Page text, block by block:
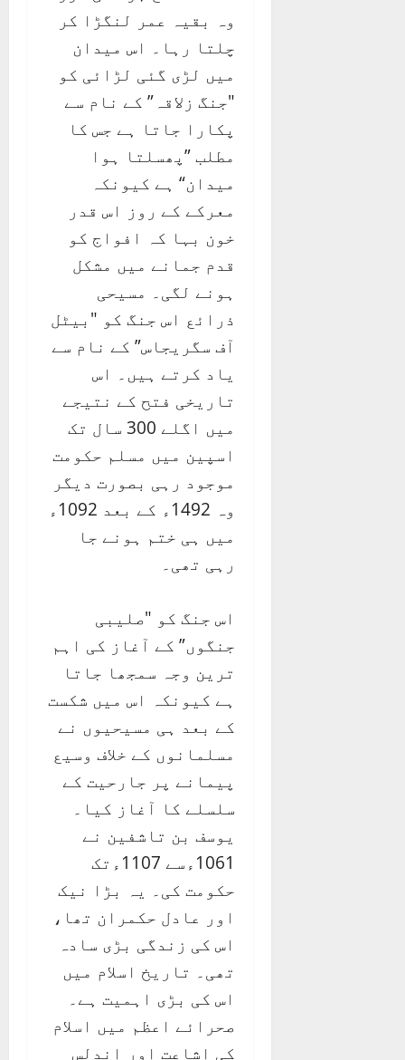
وہ بقیہ عمر لنگڑا کر
چلتا رہا۔ اس میدان
میں لڑی گئی لڑائی کو
"جنگ زلاقہ” کے نام سے
پکارا جاتا ہے جس کا
مطلب ”پھسلتا ہوا
میدان“ ہے کیونکہ
معرکے کے روز اس قدر
خون بہا کہ افواج کو
قدم جمانے میں مشکل
ہونے لگی۔ مسیحی
ذرائع اس جنگ کو "بیٹل
آف سگریجاس” کے نام سے
یاد کرتے ہیں۔ اس
تاریخی فتح کے نتیجے
میں اگلے 300 سال تک
اسپین میں مسلم حکومت
موجود رہی بصورت دیگر
وہ 1492ء کے بعد 1092ء
میں ہی ختم ہونے جا
رہی تھی۔
اس جنگ کو "صلیبی
جنگوں” کے آغاز کی اہم
ترین وجہ سمجھا جاتا
ہے کیونکہ اس میں شکست
کے بعد ہی مسیحیوں نے
مسلمانوں کے خلاف وسیع
پیمانے پر جارحیت کے
سلسلے کا آغاز کیا۔
یوسف بن تاشفین نے
1061ءسے 1107ءتک
حکومت کی۔ یہ بڑا نیک
اور عادل حکمران تھا،
اس کی زندگی بڑی سادہ
تھی۔ تاریخ اسلام میں
اس کی بڑی اہمیت ہے۔
صحرائے اعظم میں اسلام
کی اشاعت اور اندلس